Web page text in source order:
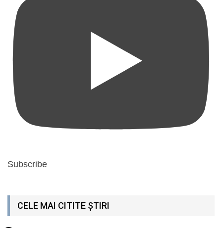
Subscribe
CELE MAI CITITE ȘTIRI